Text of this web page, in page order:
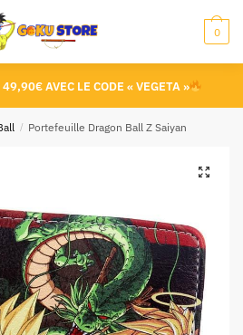
0
AVEC LE CODE « VEGETA »
/ Portefeuille Dragon Ball Z Saiyan